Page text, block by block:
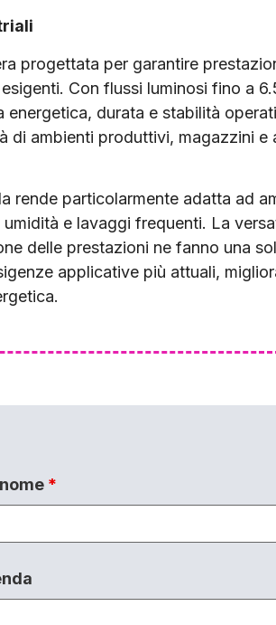
progettata per garantire
Con flussi luminosi fino a
energetica, durata e stabilità
di ambienti produttivi, magazzini e
rende particolarmente adatta ad
e lavaggi frequenti. La
delle prestazioni ne fanno una
applicative più attuali,
*